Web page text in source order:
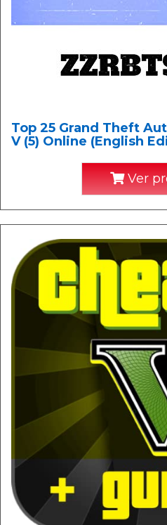
Top 25 Grand Theft
V (5) Online (English
Ver